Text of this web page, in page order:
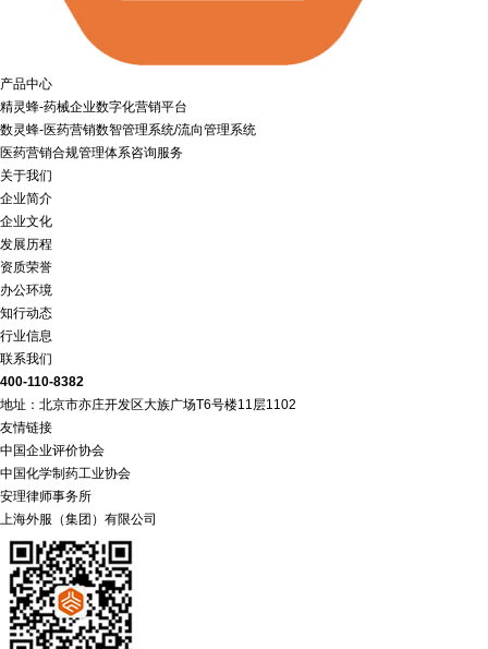
产品中心
精灵蜂-药械企业数字化营销平台
数灵蜂-医药营销数智管理系统/流向管理系统
医药营销合规管理体系咨询服务
关于我们
企业简介
企业文化
发展历程
资质荣誉
办公环境
知行动态
行业信息
联系我们
400-110-8382
地址：北京市亦庄开发区大族广场T6号楼11层1102
友情链接
中国企业评价协会
中国化学制药工业协会
安理律师事务所
上海外服（集团）有限公司